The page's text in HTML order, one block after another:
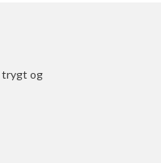
trygt og